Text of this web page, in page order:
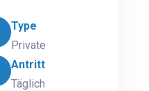
Type
Private
Antritt
Täglich